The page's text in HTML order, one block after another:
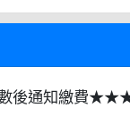
後通知繳費★★★